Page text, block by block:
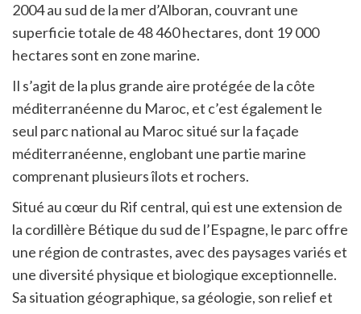
2004 au sud de la mer d’Alboran, couvrant une
superficie totale de 48 460 hectares, dont 19 000
hectares sont en zone marine.
Il s’agit de la plus grande aire protégée de la côte
méditerranéenne du Maroc, et c’est également le
seul parc national au Maroc situé sur la façade
méditerranéenne, englobant une partie marine
comprenant plusieurs îlots et rochers.
Situé au cœur du Rif central, qui est une extension de
la cordillère Bétique du sud de l’Espagne, le parc offre
une région de contrastes, avec des paysages variés et
une diversité physique et biologique exceptionnelle.
Sa situation géographique, sa géologie, son relief et